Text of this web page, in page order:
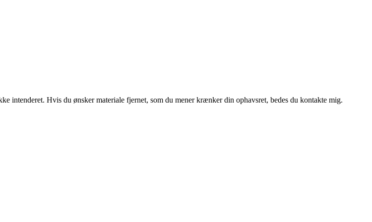
intenderet. Hvis du ønsker materiale fjernet, som du mener krænker din ophavsret, bedes du kontakte mig.